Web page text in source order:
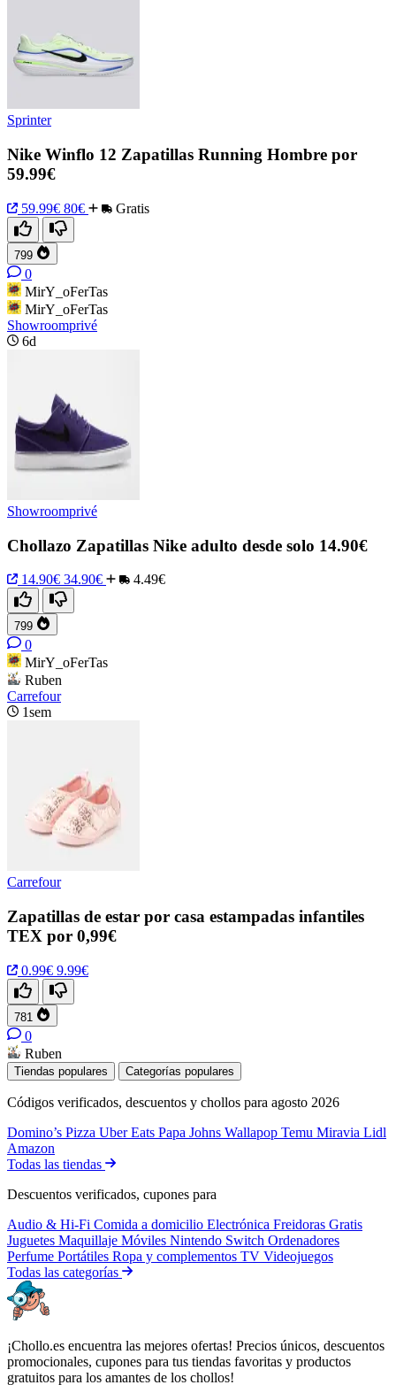
Sprinter
Nike Winflo 12 Zapatillas Running Hombre por
59.99€
59.99€ 80€ Gratis
799
0
MirY_oFerTas
MirY_oFerTas
Showroomprivé
6d
Showroomprivé
Chollazo Zapatillas Nike adulto desde solo 14.90€
14.90€ 34.90€ 4.49€
799
0
MirY_oFerTas
Ruben
Carrefour
1sem
Carrefour
Zapatillas de estar por casa estampadas infantiles
TEX por 0,99€
0.99€ 9.99€
781
0
Ruben
Tiendas populares Categorías populares
Códigos verificados, descuentos y chollos para agosto 2026
Domino’s Pizza Uber Eats Papa Johns Wallapop Temu Miravia Lidl
Amazon
Todas las tiendas
Descuentos verificados, cupones para
Audio & Hi-Fi Comida a domicilio Electrónica Freidoras Gratis
Juguetes Maquillaje Móviles Nintendo Switch Ordenadores
Perfume Portátiles Ropa y complementos TV Videojuegos
Todas las categorías
¡Chollo.es encuentra las mejores ofertas! Precios únicos, descuentos
promocionales, cupones para tus tiendas favoritas y productos
gratuitos para los amantes de los chollos!